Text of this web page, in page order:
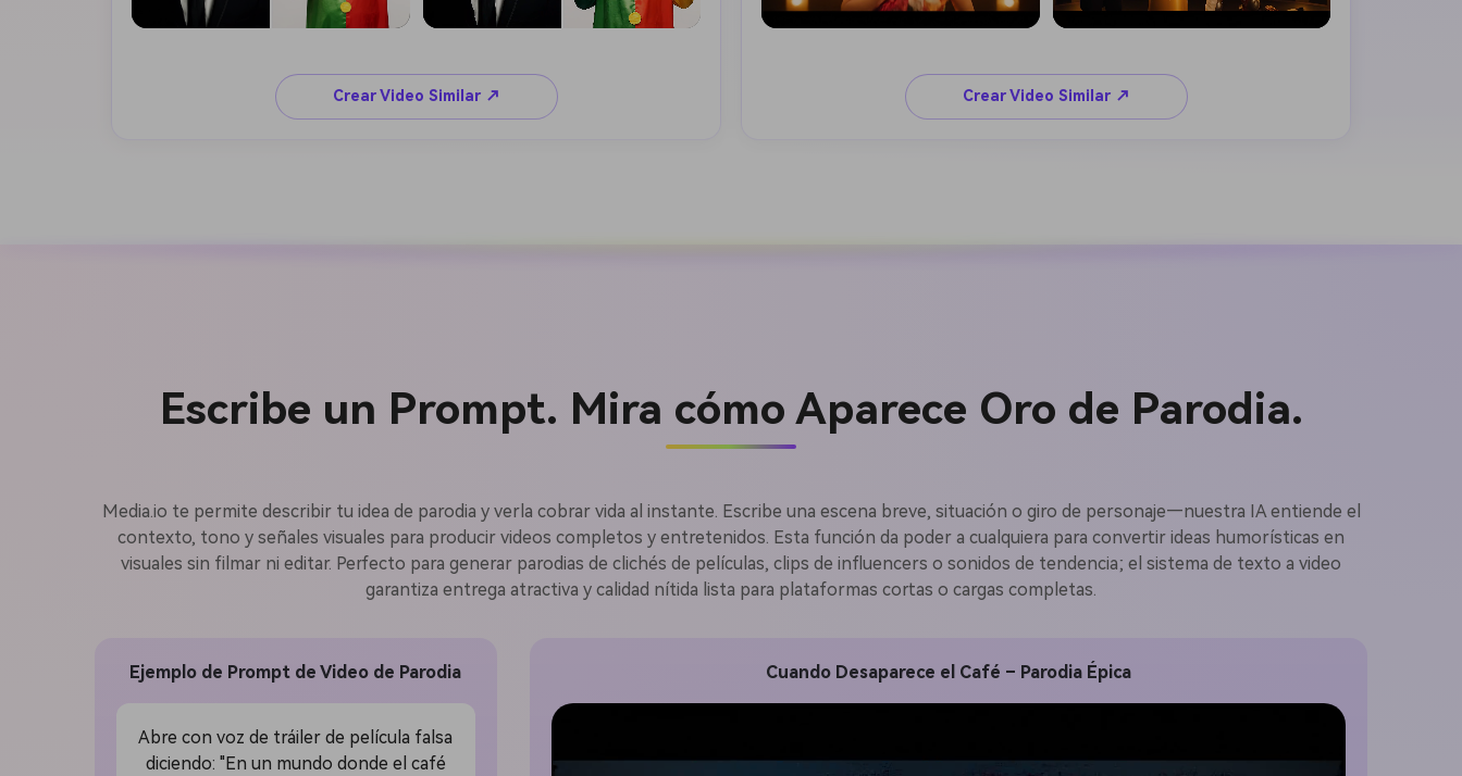
Crear Video Similar ↗ Crear Video Similar ↗
Escribe un Prompt. Mira cómo Aparece Oro de Parodia.
Media.io te permite describir tu idea de parodia y verla cobrar vida al instante. Escribe una escena breve, situación o giro de personaje—nuestra IA entiende el
contexto, tono y señales visuales para producir videos completos y entretenidos. Esta función da poder a cualquiera para convertir ideas humorísticas en
visuales sin filmar ni editar. Perfecto para generar parodias de clichés de películas, clips de influencers o sonidos de tendencia; el sistema de texto a video
garantiza entrega atractiva y calidad nítida lista para plataformas cortas o cargas completas.
Ejemplo de Prompt de Video de Parodia
Abre con voz de tráiler de película falsa
diciendo: "En un mundo donde el café
Cuando Desaparece el Café – Parodia Épica
Crea imágenes IA
ilimitadas. 100 %
gratis!